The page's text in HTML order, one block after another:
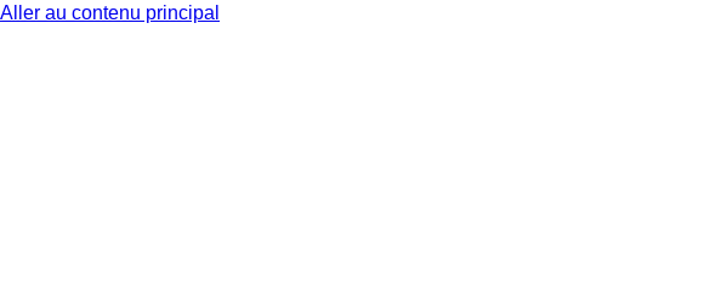
Aller au contenu principal